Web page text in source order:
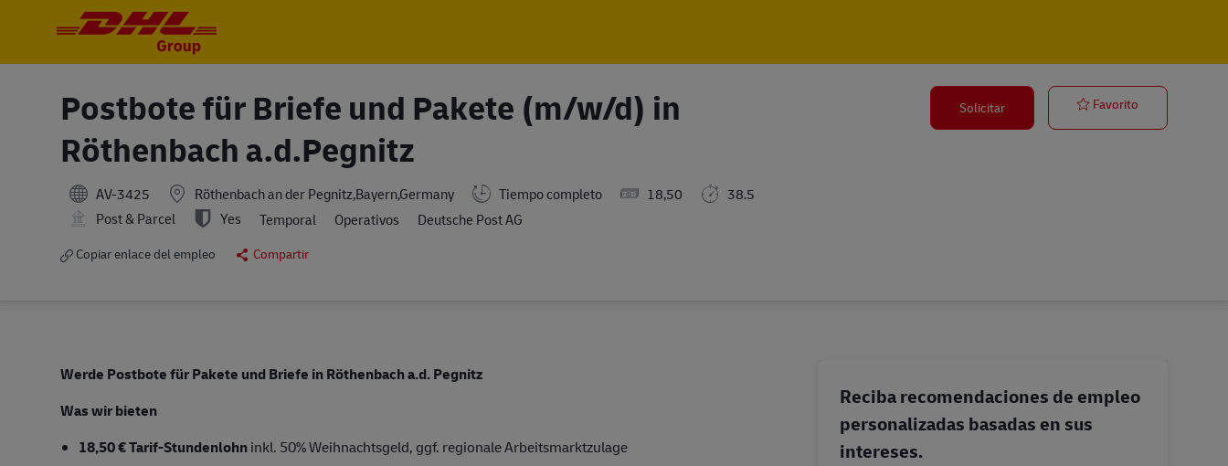
Postbote für Briefe und Pakete (m/w/d) in
Röthenbach a.d.Pegnitz
AV-3425 Röthenbach an der Pegnitz,Bayern,Germany Tiempo completo 18,50
38.5
Post & Parcel
Yes Temporal Operativos Deutsche Post AG
Copiar enlace del empleo Compartir
Solicitar Favorito
Werde Postbote für Pakete und Briefe inRöthenbach a.d. Pegnitz
Was wir bieten
18,50 € Tarif-Stundenlohninkl. 50% Weihnachtsgeld, ggf. regionale Arbeitsmarktzulage
Reciba recomendaciones de empleo
personalizadas basadas en sus
intereses.